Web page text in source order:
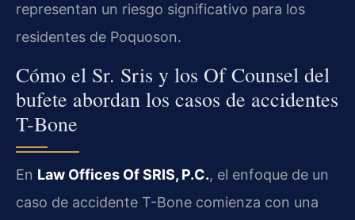
representan un riesgo significativo para los
residentes de Poquoson.
Cómo el Sr. Sris y los Of Counsel del
bufete abordan los casos de accidentes
T-Bone
En Law Offices Of SRIS, P.C., el enfoque de un
caso de accidente T-Bone comienza con una